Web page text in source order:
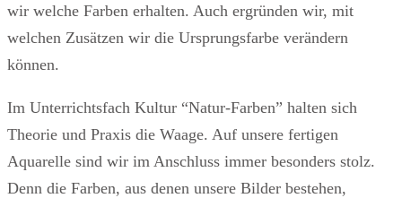
wir welche Farben erhalten. Auch ergründen wir, mit
welchen Zusätzen wir die Ursprungsfarbe verändern
können.
Im Unterrichtsfach Kultur “Natur-Farben” halten sich
Theorie und Praxis die Waage. Auf unsere fertigen
Aquarelle sind wir im Anschluss immer besonders stolz.
Denn die Farben, aus denen unsere Bilder bestehen,